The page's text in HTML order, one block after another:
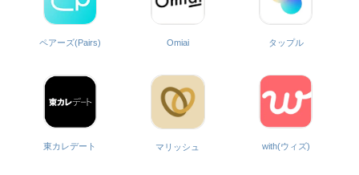
ペアーズ(Pairs) Omiai タップル
東カレデート マリッシュ with(ウィズ)